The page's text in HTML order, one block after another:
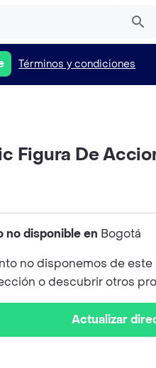
Términos y condiciones
Figura De
no disponible en Bogotá
no disponemos de
o descubrir otros
Actualizar